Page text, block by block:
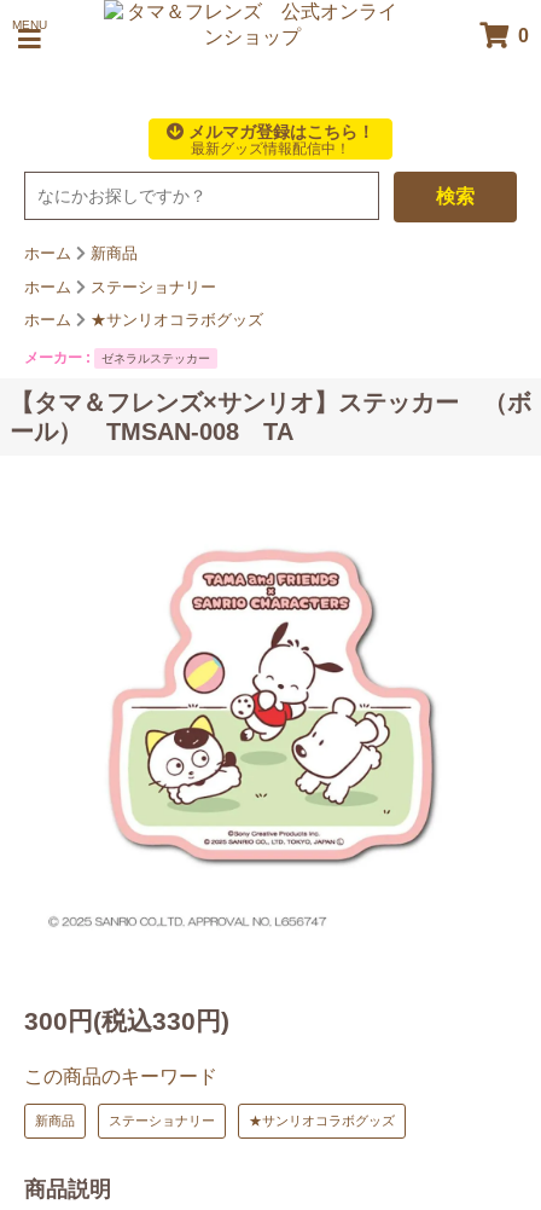
MENU
0
メルマガ登録はこちら！
最新グッズ情報配信中！
検索
ホーム
新商品
ホーム
ステーショナリー
ホーム
★サンリオコラボグッズ
メーカー : ゼネラルステッカー
【タマ＆フレンズ×サンリオ】ステッカー （ボ
ール） TMSAN-008 TA
300円(税込330円)
この商品のキーワード
新商品 ステーショナリー ★サンリオコラボグッズ
商品説明